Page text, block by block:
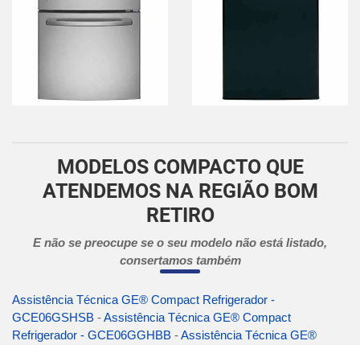
MODELOS COMPACTO QUE
ATENDEMOS NA REGIÃO BOM
RETIRO
E não se preocupe se o seu modelo não está listado,
consertamos também
Assistência Técnica GE® Compact Refrigerador -
GCE06GSHSB -Assistência Técnica GE® Compact
Refrigerador - GCE06GGHBB -Assistência Técnica GE®